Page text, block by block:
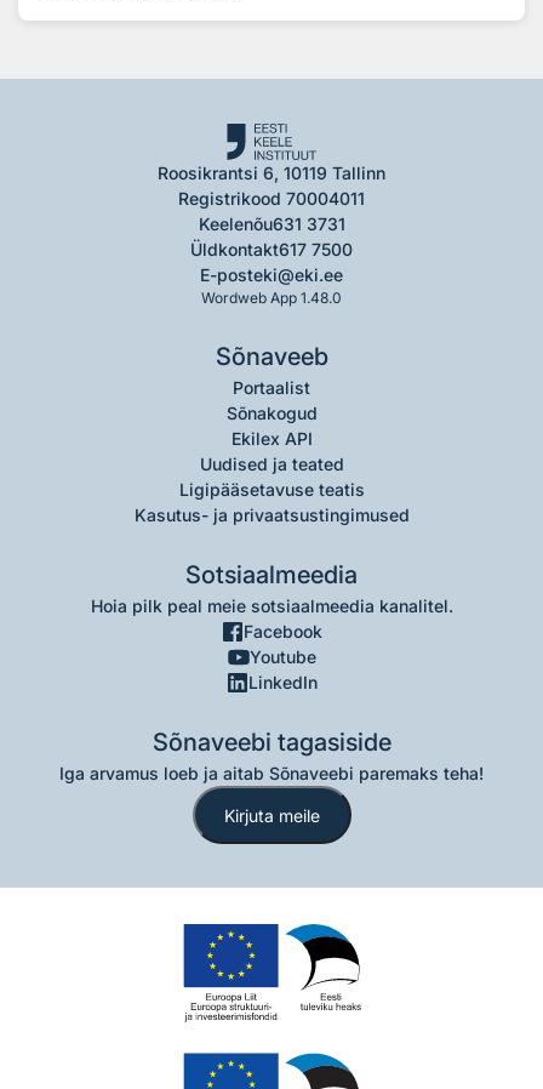
Roosikrantsi 6, 10119 Tallinn
Registrikood 70004011
Keelenõu631 3731
Üldkontakt617 7500
E-posteki@eki.ee
Wordweb App 1.48.0
Sõnaveeb
Portaalist
Sõnakogud
Ekilex API
Uudised ja teated
Ligipääsetavuse teatis
Kasutus- ja privaatsustingimused
Sotsiaalmeedia
Hoia pilk peal meie sotsiaalmeedia kanalitel.
Facebook
Youtube
LinkedIn
Sõnaveebi tagasiside
Iga arvamus loeb ja aitab Sõnaveebi paremaks teha!
Kirjuta meile